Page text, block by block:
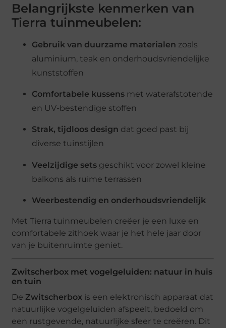
Belangrijkste kenmerken van
Tierra tuinmeubelen:
Gebruik van duurzame materialen zoals
aluminium, teak en onderhoudsvriendelijke
kunststoffen
Comfortabele kussens met waterafstotende
en UV-bestendige stoffen
Strak, tijdloos design dat goed past bij
diverse tuinstijlen
Veelzijdige sets geschikt voor zowel kleine
balkons als ruime terrassen
Weerbestendig en onderhoudsvriendelijk
Met Tierra tuinmeubelen creëer je een luxe en
comfortabele zithoek waar je het hele jaar door
van je buitenruimte geniet.
Zwitscherbox met vogelgeluiden: natuur in huis
en tuin
De Zwitscherbox is een elektronisch apparaat dat
natuurlijke vogelgeluiden afspeelt, bedoeld om
een rustgevende, natuurlijke sfeer te creëren. Dit